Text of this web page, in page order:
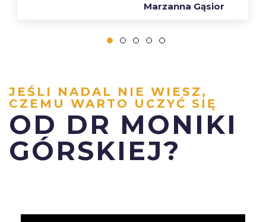
Marzanna Gąsior
JEŚLI NADAL NIE WIESZ,
CZEMU WARTO UCZYĆ SIĘ
OD DR MONIKI
GÓRSKIEJ?